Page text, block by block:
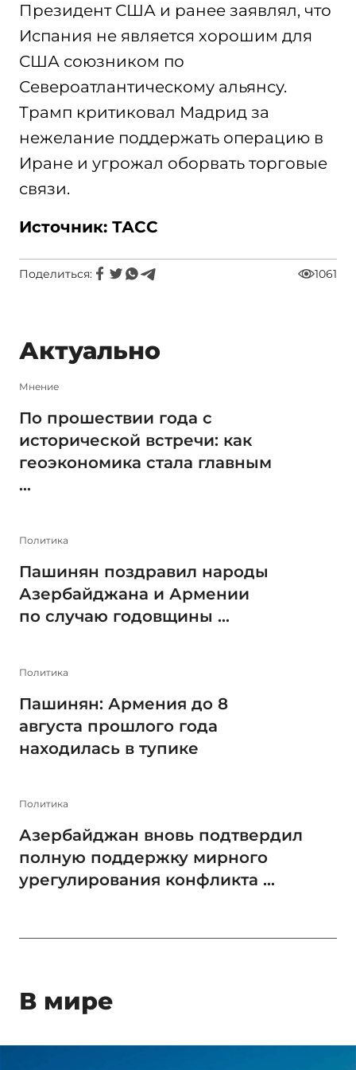
Президент США и ранее заявлял, что
Испания не является хорошим для
США союзником по
Североатлантическому альянсу.
Трамп критиковал Мадрид за
нежелание поддержать операцию в
Иране и угрожал оборвать торговые
связи.
Источник: ТАСС
Поделиться: 1061
Актуально
Мнение
По прошествии года с
исторической встречи: как
геоэкономика стала главным
...
Политика
Пашинян поздравил народы
Азербайджана и Армении
по случаю годовщины ...
Политика
Пашинян: Армения до 8
августа прошлого года
находилась в тупике
Политика
Азербайджан вновь подтвердил
полную поддержку мирного
урегулирования конфликта ...
В мире